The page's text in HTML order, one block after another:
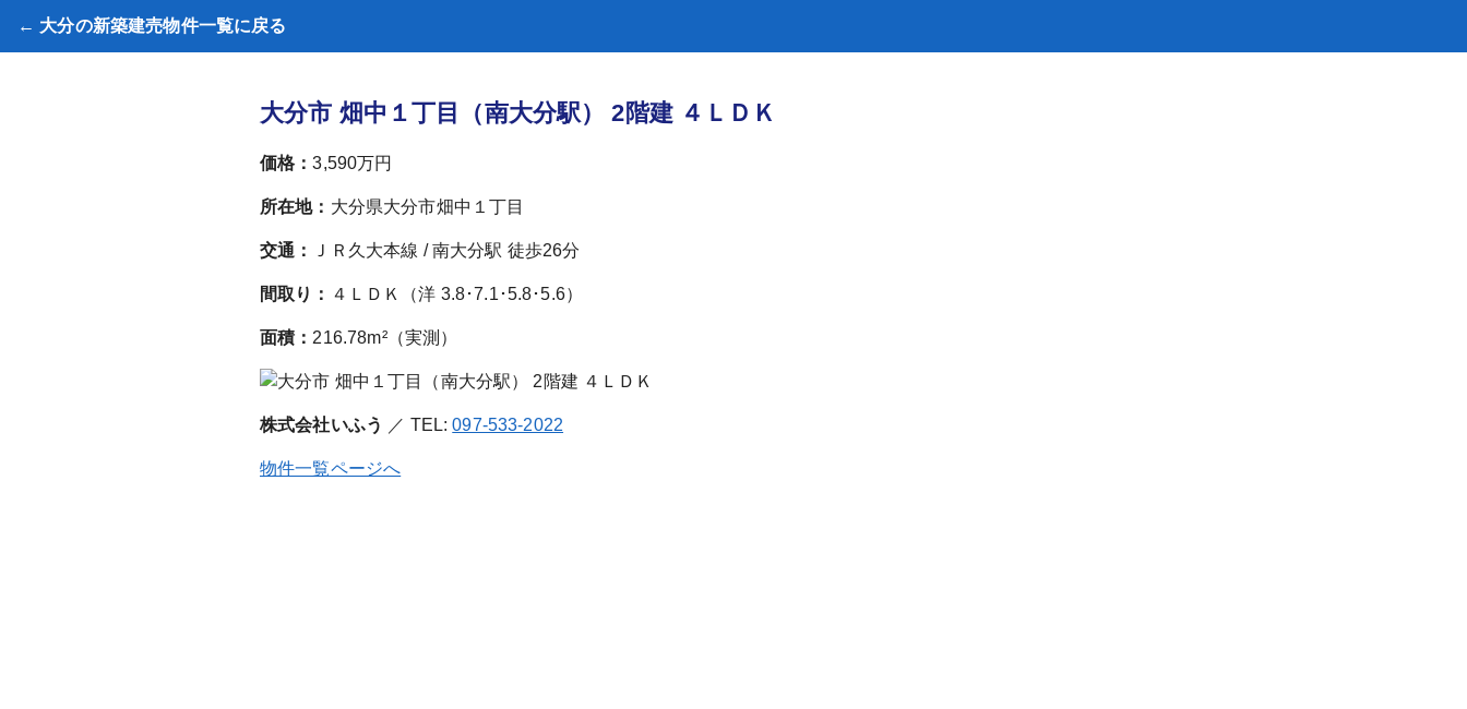
← 大分の新築建売物件一覧に戻る
大分市 畑中１丁目（南大分駅） 2階建 ４ＬＤＫ
価格：3,590万円
所在地： 大分県大分市畑中１丁目
交通： ＪＲ久大本線 / 南大分駅 徒歩26分
間取り： ４ＬＤＫ（洋 3.8･7.1･5.8･5.6）
面積： 216.78m²（実測）
株式会社いふう ／ TEL:097-533-2022
物件一覧ページへ